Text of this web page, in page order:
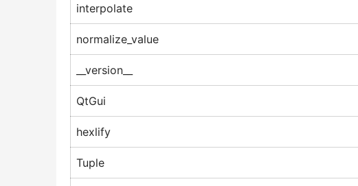
interpolate
normalize_value
__version__
QtGui
hexlify
Tuple